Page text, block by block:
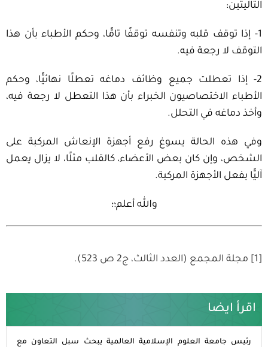
التاليتين:
1- إذا توقف قلبه وتنفسه توقفًا تامًّا، وحكم الأطباء بأن هذا
التوقف لا رجعة فيه.
2- إذا تعطلت جميع وظائف دماغه تعطلًا نهائيًّا، وحكم
الأطباء الاختصاصيون الخبراء بأن هذا التعطل لا رجعة فيه،
وأخذ دماغه في التحلل.
وفي هذه الحالة يسوغ رفع أجهزة الإنعاش المركبة على
الشخص، وإن كان بعض الأعضاء، كالقلب مثلًا، لا يزال يعمل
آليًّا بفعل الأجهزة المركبة.
والله أعلم؛؛
[1] مجلة المجمع (العدد الثالث، ج2 ص 523).
اقرأ ايضا
رئيس جامعة العلوم الإسلامية العالمية يبحث سبل التعاون مع